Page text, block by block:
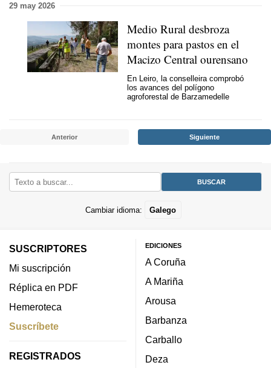
29 may 2026
Medio Rural desbroza
montes para pastos en el
Macizo Central ourensano
En Leiro, la conselleira comprobó
los avances del polígono
agroforestal de Barzamedelle
Anterior Siguiente
Cambiar idioma: Galego
SUSCRIPTORES
Mi suscripción
Réplica en PDF
Hemeroteca
Suscríbete
REGISTRADOS
EDICIONES
A Coruña
A Mariña
Arousa
Barbanza
Carballo
Deza